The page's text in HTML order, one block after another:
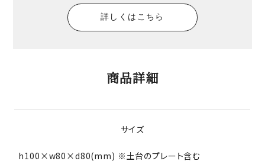
詳しくはこちら
商品詳細
サイズ
h100×w80×d80(mm) ※土台のプレート含む